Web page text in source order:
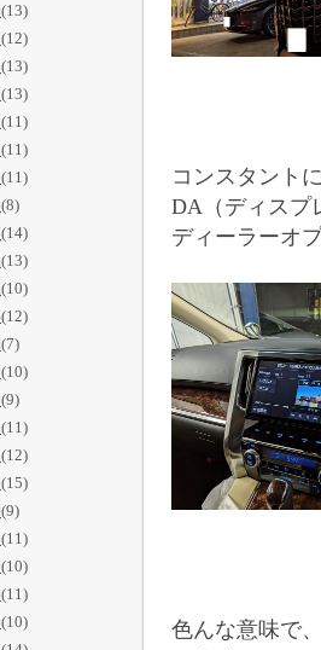
(13)
(12)
(13)
(13)
(11)
(11)
(11)
(8)
(14)
(13)
(10)
(12)
(7)
(10)
(9)
(11)
(12)
(15)
(9)
(11)
(10)
(11)
(10)
コンスタント
DA（ディスプ
ディーラーオ
色んな意味で